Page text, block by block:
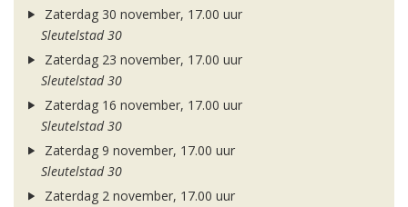
Zaterdag 30 november, 17.00 uur
Sleutelstad 30
Zaterdag 23 november, 17.00 uur
Sleutelstad 30
Zaterdag 16 november, 17.00 uur
Sleutelstad 30
Zaterdag 9 november, 17.00 uur
Sleutelstad 30
Zaterdag 2 november, 17.00 uur